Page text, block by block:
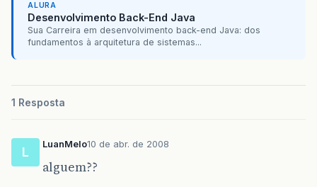
ALURA
Desenvolvimento Back-End Java
Sua Carreira em desenvolvimento back-end Java: dos
fundamentos à arquitetura de sistemas...
1 Resposta
L
LuanMelo10 de abr. de 2008
alguem??